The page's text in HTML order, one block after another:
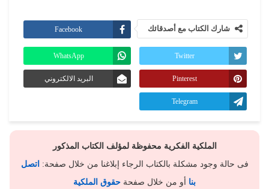
شارك الكتاب مع أصدقائك Facebook
Twitter
WhatsApp
Pinterest البريد الالكتروني
Telegram
الملكية الفكرية محفوظة لمؤلف الكتاب المذكور
فى حالة وجود مشكلة بالكتاب الرجاء إبلاغنا من خلال صفحة: اتصل
بنا أو من خلال صفحة حقوق الملكية